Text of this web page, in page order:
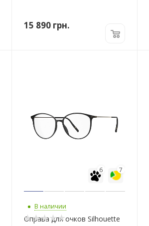
15 890 грн.
7
6
В наличии
Оправа для очков Silhouette